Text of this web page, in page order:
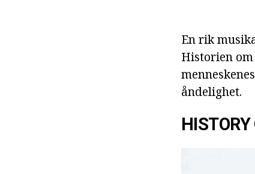
En rik
Historien
åndelighet.